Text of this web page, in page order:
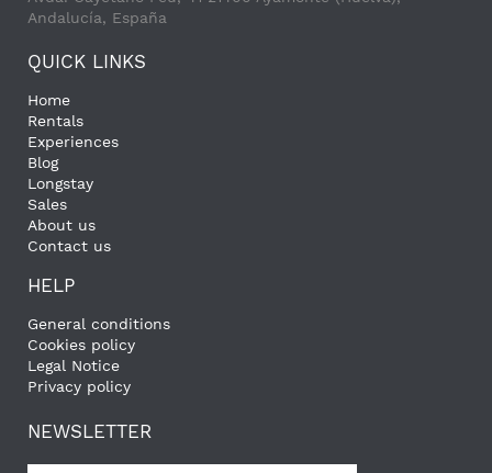
Andalucía, España
QUICK LINKS
Home
Rentals
Experiences
Blog
Longstay
Sales
About us
Contact us
HELP
General conditions
Cookies policy
Legal Notice
Privacy policy
NEWSLETTER